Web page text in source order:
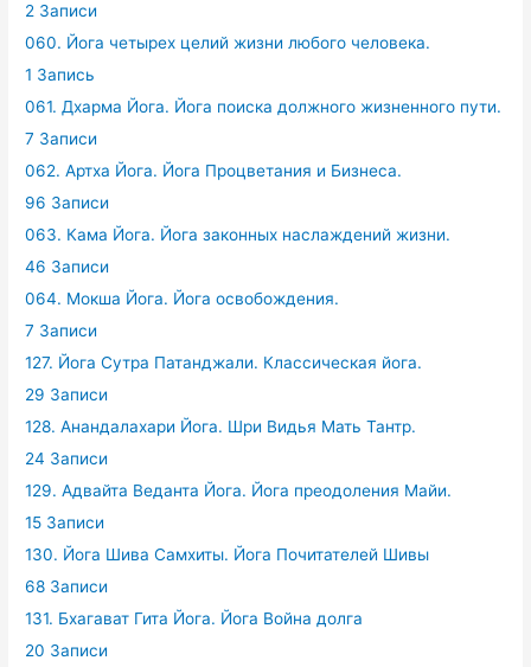
2 Записи
060. Йога четырех целий жизни любого человека.
1 Запись
061. Дхарма Йога. Йога поиска должного жизненного пути.
7 Записи
062. Артха Йога. Йога Процветания и Бизнеса.
96 Записи
063. Кама Йога. Йога законных наслаждений жизни.
46 Записи
064. Мокша Йога. Йога освобождения.
7 Записи
127. Йога Сутра Патанджали. Классическая йога.
29 Записи
128. Анандалахари Йога. Шри Видья Мать Тантр.
24 Записи
129. Адвайта Веданта Йога. Йога преодоления Майи.
15 Записи
130. Йога Шива Самхиты. Йога Почитателей Шивы
68 Записи
131. Бхагават Гита Йога. Йога Война долга
20 Записи